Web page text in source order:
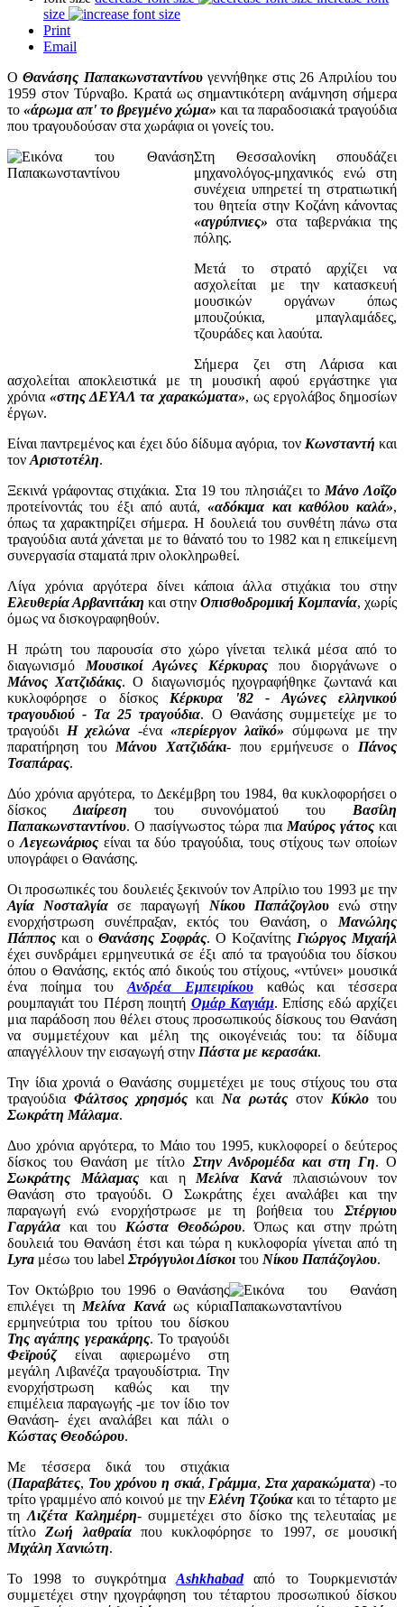
size
Print
Email
ΟΘανάσης Παπακωνσταντίνουγεννήθηκε στις 26 Απριλίου του
1959 στον Τύρναβο. Κρατά ως σημαντικότερη ανάμνηση σήμερα
το «άρωμα απ' το βρεγμένο χώμα» και τα παραδοσιακά τραγούδια
που τραγουδούσαν στα χωράφια οι γονείς του.
Στη Θεσσαλονίκη σπουδάζει
μηχανολόγος-μηχανικός ενώ στη
συνέχεια υπηρετεί τη στρατιωτική
του θητεία στην Κοζάνη κάνοντας
«αγρύπνιες» στα ταβερνάκια της
πόλης.
Μετά το στρατό αρχίζει να
ασχολείται με την κατασκευή
μουσικών οργάνων όπως
μπουζούκια, μπαγλαμάδες,
τζουράδες και λαούτα.
Σήμερα ζει στη Λάρισα και
ασχολείται αποκλειστικά με τη μουσική αφού εργάστηκε για
χρόνια«στης ΔΕΥΑΛ τα χαρακώματα», ως εργολάβος δημοσίων
έργων.
Είναι παντρεμένος και έχει δύο δίδυμα αγόρια, τον Κωνσταντή και
τον Αριστοτέλη.
Ξεκινά γράφοντας στιχάκια. Στα 19 του πλησιάζει το Μάνο Λοΐζο
προτείνοντάς του έξι από αυτά,«αδόκιμα και καθόλου καλά»,
όπως τα χαρακτηρίζει σήμερα. Η δουλειά του συνθέτη πάνω στα
τραγούδια αυτά χάνεται με το θάνατό του το 1982 και η επικείμενη
συνεργασία σταματά πριν ολοκληρωθεί.
Λίγα χρόνια αργότερα δίνει κάποια άλλα στιχάκια του στην
Ελευθερία Αρβανιτάκη και στην Οπισθοδρομική Κομπανία, χωρίς
όμως να δισκογραφηθούν.
Η πρώτη του παρουσία στο χώρο γίνεται τελικά μέσα από το
διαγωνισμό Μουσικοί Αγώνες Κέρκυρας που διοργάνωνε ο
Μάνος Χατζιδάκις. Ο διαγωνισμός ηχογραφήθηκε ζωντανά και
κυκλοφόρησε ο δίσκος Κέρκυρα '82 - Αγώνες ελληνικού
τραγουδιού - Τα 25 τραγούδια. Ο Θανάσης συμμετείχε με το
τραγούδι Η χελώνα -ένα «περίεργον λαϊκό» σύμφωνα με την
παρατήρηση του Μάνου Χατζιδάκι- που ερμήνευσε ο Πάνος
Τσαπάρας.
Δύο χρόνια αργότερα, το Δεκέμβρη του 1984, θα κυκλοφορήσει ο
δίσκος Διαίρεση του συνονόματού του Βασίλη
Παπακωνσταντίνου. Ο πασίγνωστος τώρα πια Μαύρος γάτοςκαι
ο Λεγεωνάριος είναι τα δύο τραγούδια, τους στίχους των οποίων
υπογράφει ο Θανάσης.
Οι προσωπικές του δουλειές ξεκινούν τον Απρίλιο του 1993 με την
Αγία Νοσταλγία σε παραγωγή Νίκου Παπάζογλουενώ στην
ενορχήστρωση συνέπραξαν, εκτός του Θανάση, ο Μανώλης
Πάππος και οΘανάσης Σοφράς. Ο Κοζανίτης Γιώργος Μιχαήλ
έχει συνδράμει ερμηνευτικά σε έξι από τα τραγούδια του δίσκου
όπου ο Θανάσης, εκτός από δικούς του στίχους, «ντύνει» μουσικά
ένα ποίημα τουΑνδρέα Εμπειρίκουκαθώς και τέσσερα
ρουμπαγιάτ του Πέρση ποιητή Ομάρ Καγιάμ. Επίσης εδώ αρχίζει
μια παράδοση που θέλει στους προσωπικούς δίσκους του Θανάση
να συμμετέχουν και μέλη της οικογένειάς του: τα δίδυμα
απαγγέλλουν την εισαγωγή στην Πάστα με κερασάκι.
Την ίδια χρονιά ο Θανάσης συμμετέχει με τους στίχους του στα
τραγούδια Φάλτσος χρησμός και Να ρωτάς στον Κύκλο του
Σωκράτη Μάλαμα.
Δυο χρόνια αργότερα, το Μάιο του 1995, κυκλοφορεί ο δεύτερος
δίσκος του Θανάση με τίτλο Στην Ανδρομέδα και στη Γη. Ο
Σωκράτης Μάλαμαςκαι η Μελίνα Κανά πλαισιώνουν τον
Θανάση στο τραγούδι. Ο Σωκράτης έχει αναλάβει και την
παραγωγή ενώ ενορχήστρωσε με τη βοήθεια του Στέργιου
Γαργάλα και του Κώστα Θεοδώρου. Όπως και στην πρώτη
δουλειά του Θανάση έτσι και τώρα η κυκλοφορία γίνεται από τη
Lyra μέσω του label Στρόγγυλοι Δίσκοι του Νίκου Παπάζογλου.
Τον Οκτώβριο του 1996 ο Θανάσης
επιλέγει τη Μελίνα Κανάως κύρια
ερμηνεύτρια του τρίτου του δίσκου
Της αγάπης γερακάρης. Το τραγούδι
Φεϊρούζείναι αφιερωμένο στη
μεγάλη Λιβανέζα τραγουδίστρια. Την
ενορχήστρωση καθώς και την
επιμέλεια παραγωγής -με τον ίδιο τον
Θανάση- έχει αναλάβει και πάλι ο
Κώστας Θεοδώρου.
Με τέσσερα δικά του στιχάκια
(Παραβάτες, Του χρόνου η σκιά, Γράμμα,Στα χαρακώματα) -το
τρίτο γραμμένο από κοινού με την Ελένη Τζούκα και το τέταρτο με
τη Λιζέτα Καλημέρη- συμμετέχει στο δίσκο της τελευταίας με
τίτλοΖωή λαθραίαπου κυκλοφόρησε το 1997, σε μουσική
Μιχάλη Χανιώτη.
Το 1998 το συγκρότημαAshkhabadαπό το Τουρκμενιστάν
συμμετέχει στην ηχογράφηση του τέταρτου προσωπικού δίσκου